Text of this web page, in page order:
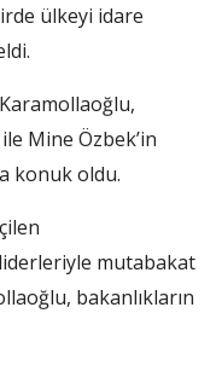
ülkeyi idare
Mine Özbek’in
konuk oldu.
mutabakat
bakanlıkların